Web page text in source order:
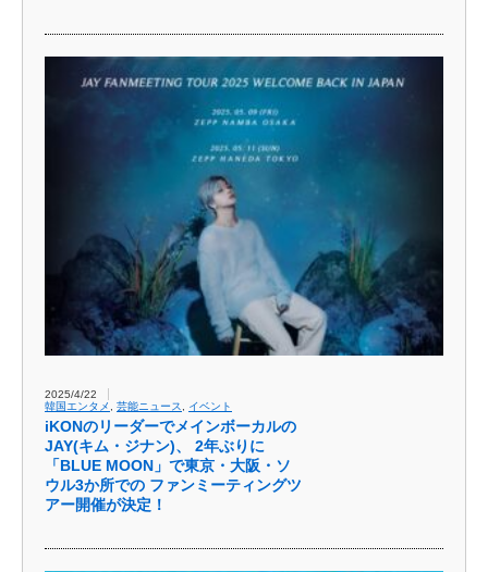
2025/4/22
韓国エンタメ
芸能ニュース イベント
iKONのリーダーでメインボーカルの
JAY(キム・ジナン)、 2年ぶりに
「BLUE MOON」で東京・大阪・ソ
ウル3か所での ファンミーティングツ
アー開催が決定！